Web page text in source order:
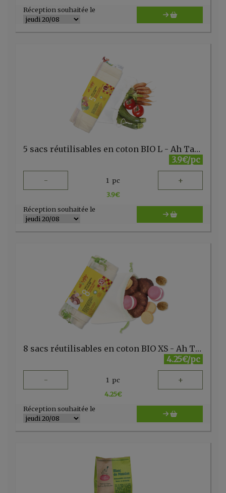
Réception souhaitée le
5 sacs réutilisables en coton BIO L - Ah Table AH231 - FR
3.9€/pc
- 1 pc +
3.9€
Réception souhaitée le
8 sacs réutilisables en coton BIO XS - Ah Table AH238 - FR
4.25€/pc
- 1 pc +
4.25€
Réception souhaitée le